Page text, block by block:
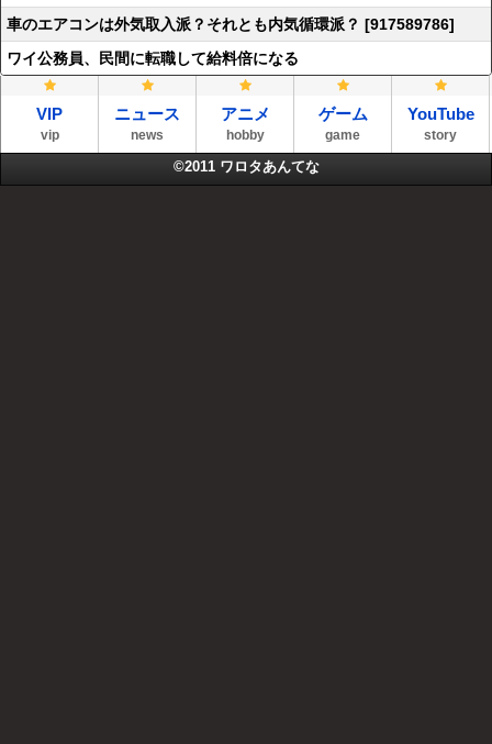
車のエアコンは外気取入派？それとも内気循環派？ [917589786]
ワイ公務員、民間に転職して給料倍になる
VIP
vip
ニュース
news
アニメ
hobby
ゲーム
game
YouTube
story
©2011 ワロタあんてな